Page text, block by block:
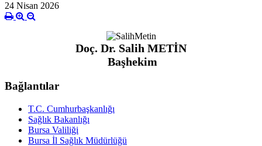
24 Nisan 2026
Doç. Dr. Salih METİN
Başhekim
Bağlantılar
T.C. Cumhurbaşkanlığı
Sağlık Bakanlığı
Bursa Valiliği
Bursa İl Sağlık Müdürlüğü